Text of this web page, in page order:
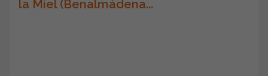
la Miel (Benalmádena...